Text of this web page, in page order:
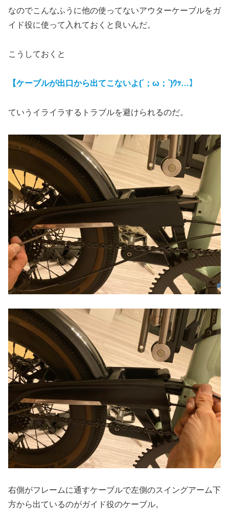
なのでこんなふうに他の使ってないアウターケーブルをガ
イド役に使って入れておくと良いんだ。
こうしておくと
【ケーブルが出口から出てこないよ(´；ω；`)ｳｯ…】
ていうイライラするトラブルを避けられるのだ。
右側がフレームに通すケーブルで左側のスイングアーム下
方から出ているのがガイド役のケーブル。